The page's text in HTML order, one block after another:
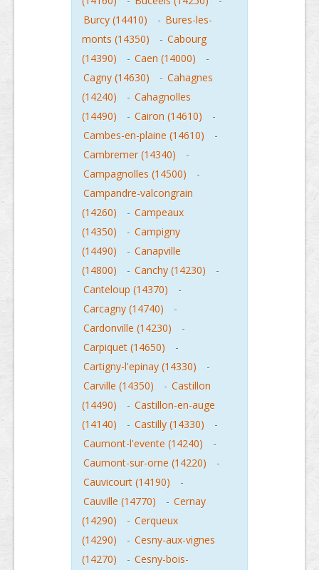
Burcy (14410)
- Bures-les-
monts (14350)
- Cabourg
(14390)
- Caen (14000)
-
Cagny (14630)
- Cahagnes
(14240)
- Cahagnolles
(14490)
- Cairon (14610)
-
Cambes-en-plaine (14610)
-
Cambremer (14340)
-
Campagnolles (14500)
-
Campandre-valcongrain
(14260)
- Campeaux
(14350)
- Campigny
(14490)
- Canapville
(14800)
- Canchy (14230)
-
Canteloup (14370)
-
Carcagny (14740)
-
Cardonville (14230)
-
Carpiquet (14650)
-
Cartigny-l'epinay (14330)
-
Carville (14350)
- Castillon
(14490)
- Castillon-en-auge
(14140)
- Castilly (14330)
-
Caumont-l'evente (14240)
-
Caumont-sur-orne (14220)
-
Cauvicourt (14190)
-
Cauville (14770)
- Cernay
(14290)
- Cerqueux
(14290)
- Cesny-aux-vignes
(14270)
- Cesny-bois-